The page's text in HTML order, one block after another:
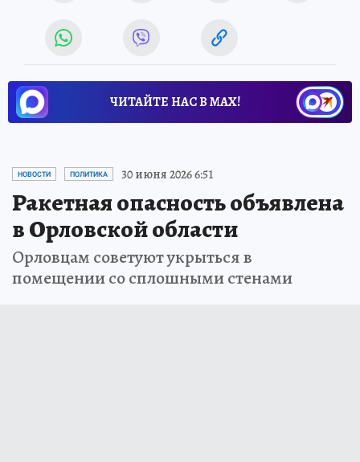
ЧИТАЙТЕ НАС В МАХ!
НОВОСТИ ПОЛИТИКА 30 июня 2026 6:51
Ракетная опасность объявлена
в Орловской области
Орловцам советуют укрыться в
помещении со сплошными стенами